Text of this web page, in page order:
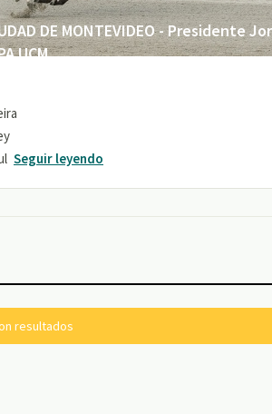
DE MONTEVIDEO - Presidente
UCM
Seguir leyendo
resultados